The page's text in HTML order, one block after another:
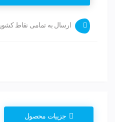
ارسال به تمامی نقاط کشور
جزییات محصول